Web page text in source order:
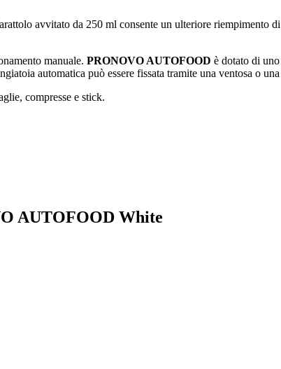
avvitato da 250 ml consente un ulteriore riempimento
manuale. PRONOVO AUTOFOOD è dotato di
automatica può essere fissata tramite una ventosa o
compresse e stick.
AUTOFOOD White